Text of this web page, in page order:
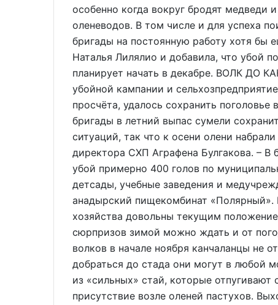
особенно когда вокруг бродят медведи
оленеводов. В том числе и для успеха
бригады на постоянную работу хотя бы
Наталья Лилялио и добавила, что убой
планирует начать в декабре. ВОЛК ДО
убойной кампании и
просчёта, удалось сохранить
бригады в летний выпас сумели
ситуаций, так что к осени олени
директора СХП Аграфена Булгакова. –
убой примерно 400 голов по
детсады, учебные заведения и
анадырский пищекомбинат «Полярный».
хозяйства довольны текущим
сюрпризов зимой можно ждать и от
волков в начале ноября канчаланцы не
добраться до стада они могут в любой
из «сильных» стай, которые
присутствие возле оленей пастухов.